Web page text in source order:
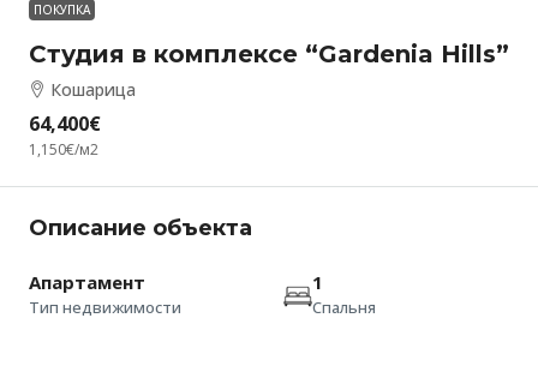
ПОКУПКА
Студия в комплексе “Gardenia Hills”
Кошарица
64,400€
1,150€/м2
Описание объекта
Апартамент
Тип недвижимости
1
Спальня